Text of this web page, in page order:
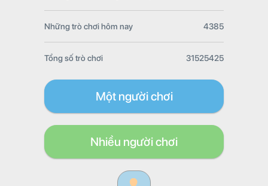
Những trò chơi hôm nay 4385
Tổng số trò chơi 31525425
Một người chơi
Nhiều người chơi